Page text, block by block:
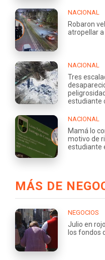
NACIONAL
Robaron
atropellar
NACIONAL
Tres
estudiante
NACIONAL
Mamá lo
motivo de
estudiante
MÁS DE
NEGOCIOS
Julio en
los fondos